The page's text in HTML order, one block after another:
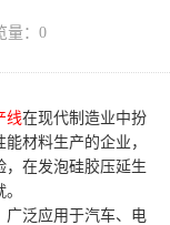
： 0
线在现代制造业中扮
材料生产的企业，
，在发泡硅胶压延生
广泛应用于汽车、电